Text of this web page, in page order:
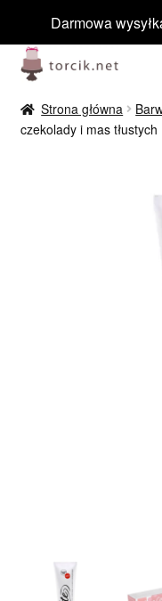
Darmowa
Przejdź
do
nawigacji
Przejdź
do
treści
Jadalne
Strona główna
czekolady i mas